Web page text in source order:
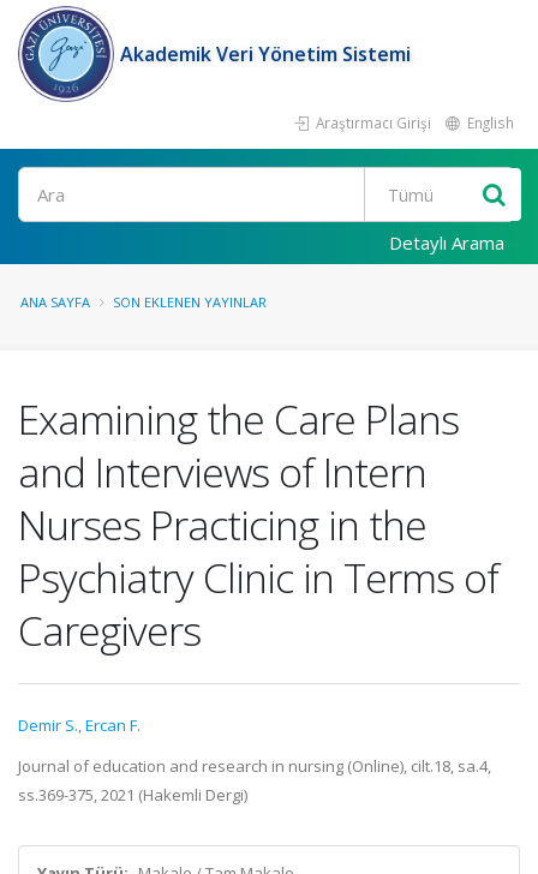
Akademik Veri Yönetim Sistemi
Araştırmacı Girişi English
Ara
Detaylı Arama
ANA SAYFA SON EKLENEN YAYINLAR
Examining the Care Plans
and Interviews of Intern
Nurses Practicing in the
Psychiatry Clinic in Terms of
Caregivers
Demir S.,Ercan F.
Journal of education and research in nursing (Online), cilt.18, sa.4,
ss.369-375, 2021 (Hakemli Dergi)